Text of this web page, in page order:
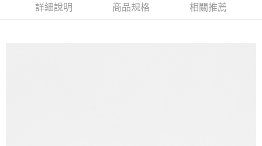
新竹物流宅配
詳細說明 商品規格 相關推薦